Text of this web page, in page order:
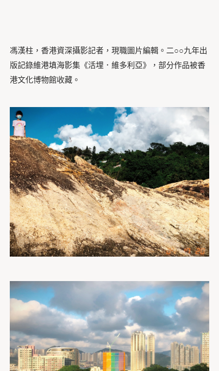
馮漢柱，香港資深攝影記者，現職圖片編輯。二○○九年出
版記錄維港填海影集《活埋．維多利亞》，部分作品被香
港文化博物館收藏。